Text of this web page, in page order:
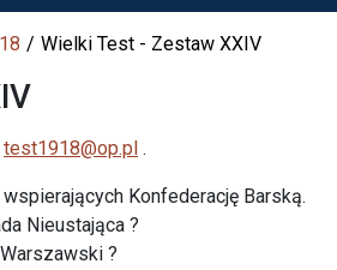
Wielki Test - Zestaw XXIV
test1918@op.pl .
Konfederację Barską.
Nieustająca ?
?